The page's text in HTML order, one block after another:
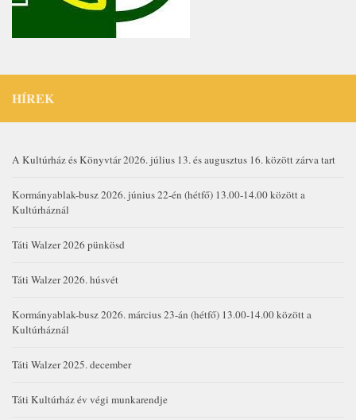
HÍREK
A Kultúrház és Könyvtár 2026. július 13. és augusztus 16. között zárva tart
Kormányablak-busz 2026. június 22-én (hétfő) 13.00-14.00 között a
Kultúrháznál
Táti Walzer 2026 pünkösd
Táti Walzer 2026. húsvét
Kormányablak-busz 2026. március 23-án (hétfő) 13.00-14.00 között a
Kultúrháznál
Táti Walzer 2025. december
Táti Kultúrház év végi munkarendje